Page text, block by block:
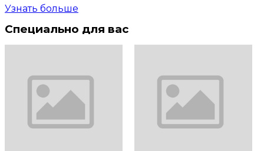
Узнать больше
Специально для вас